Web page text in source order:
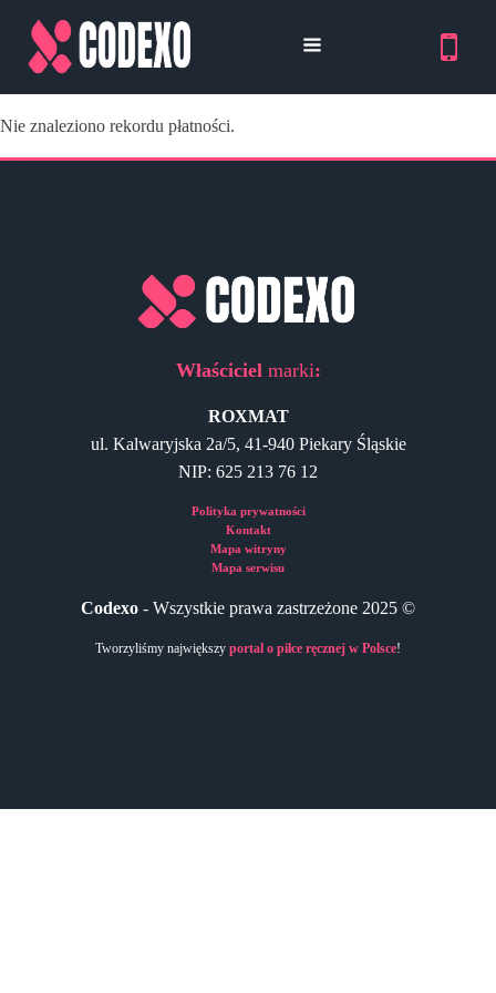
Nie znaleziono rekordu płatności.
Właściciel marki:
ROXMAT
ul. Kalwaryjska 2a/5, 41-940 Piekary Śląskie
NIP: 625 213 76 12
Polityka prywatności
Kontakt
Mapa witryny
Mapa serwisu
Codexo - Wszystkie prawa zastrzeżone 2025 ©
Tworzyliśmy największy portal o piłce ręcznej w Polsce!